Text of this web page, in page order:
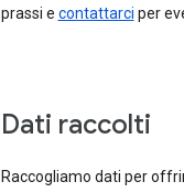
prassi e contattarci per
Dati raccolti
Raccogliamo dati per